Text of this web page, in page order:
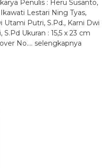
Penulis : Heru Susanto,
Lestari Ning Tyas,
Utami Putri, S.Pd., Karni Dwi
Ukuran : 15,5 x 23 cm
No…. selengkapnya